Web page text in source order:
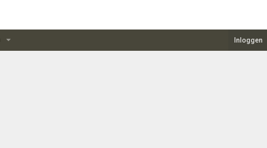
Inloggen